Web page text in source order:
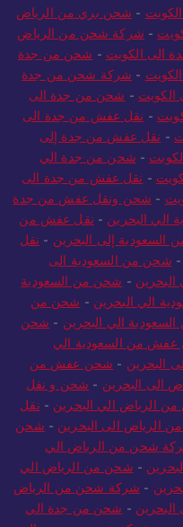
نقل عفش من الرياض الى
-
شحن بري من الرياض
شركة شحن من الرياض
الى الكويت-شحن من جدة
-شركة شحن من جدة
-
شحن من جدة الى
-
نقل عفش من جدة الى
- نقل عفش من جدة إلى
-شحن من جدة الي
- نقل عفش من جدة الى
-
شحن ونقل عفش من جدة
البحرين
نقل عفش من
إلى البحرين
-شحن من السعودية الى
- شحن من السعودية
الي البحرين -
شحن من
الي البحرين
عفش من السعودية الي
البحرين-
شحن عفش من
الى البحرين -شحن و نقل
الرياض الي البحرين -نقل
الرياض الى البحرين-
شحن من الرياض الي
-شحن من الرياض الي
شركة شحن من الرياض